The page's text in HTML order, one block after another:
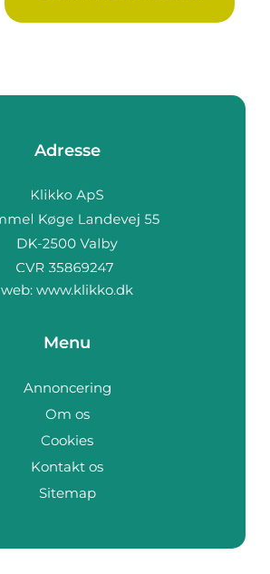
Adresse
web: www.klikko.dk
Menu
Annoncering
Om os
Cookies
Kontakt os
Sitemap